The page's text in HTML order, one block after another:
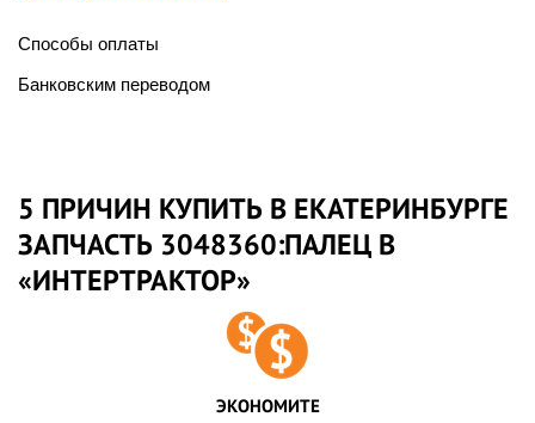
Способы оплаты
Банковским переводом
5 ПРИЧИН КУПИТЬ В ЕКАТЕРИНБУРГЕ
ЗАПЧАСТЬ 3048360:ПАЛЕЦ В
«ИНТЕРТРАКТОР»
ЭКОНОМИТЕ